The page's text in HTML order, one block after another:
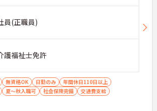
員(正職員)
護福祉士免許
無資格OK 日勤のみ
年間休日110日以上
夏～秋入職可 社会保険完備
交通費支給